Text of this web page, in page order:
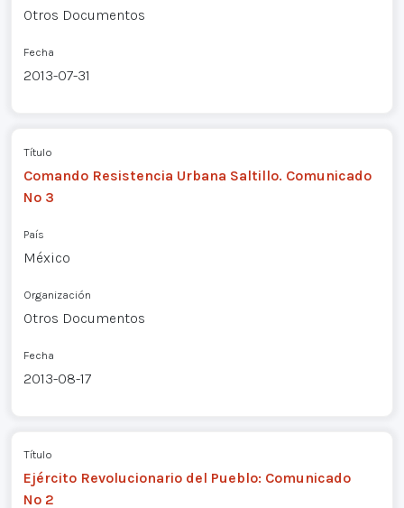
Otros Documentos
Fecha
2013-07-31
Título
Comando Resistencia Urbana Saltillo. Comunicado
Nº 3
País
México
Organización
Otros Documentos
Fecha
2013-08-17
Título
Ejército Revolucionario del Pueblo: Comunicado
Nº 2